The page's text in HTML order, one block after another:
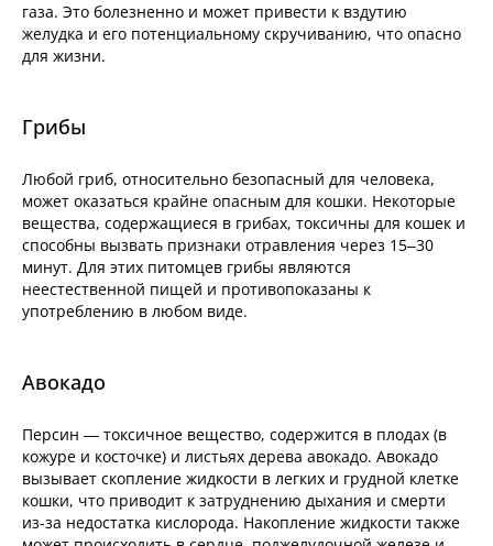
газа. Это болезненно и может привести к вздутию
желудка и его потенциальному скручиванию, что опасно
для жизни.
Грибы
Любой гриб, относительно безопасный для человека,
может оказаться крайне опасным для кошки. Некоторые
вещества, содержащиеся в грибах, токсичны для кошек и
способны вызвать признаки отравления через 15–30
минут. Для этих питомцев грибы являются
неестественной пищей и противопоказаны к
употреблению в любом виде.
Авокадо
Персин — токсичное вещество, содержится в плодах (в
кожуре и косточке) и листьях дерева авокадо. Авокадо
вызывает скопление жидкости в легких и грудной клетке
кошки, что приводит к затруднению дыхания и смерти
из-за недостатка кислорода. Накопление жидкости также